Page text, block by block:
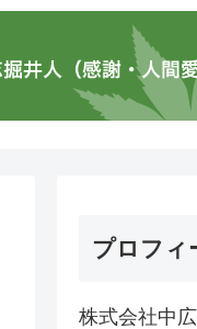
プロフィ
株式会社中